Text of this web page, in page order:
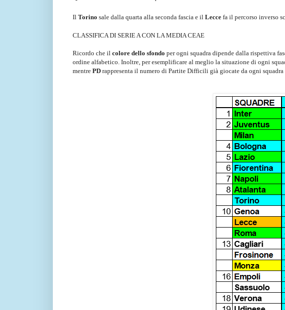
Il Torino sale dalla quarta alla seconda fascia e il Lecce fa il percorso inverso
CLASSIFICA DI SERIE A CON LA MEDIA CEAE
Ricordo che il colore dello sfondo per ogni squadra dipende dalla rispettiva
ordine alfabetico. Inoltre, per esemplificare al meglio la situazione di ogni
mentre PD rappresenta il numero di Partite Difficili già giocate da ogni